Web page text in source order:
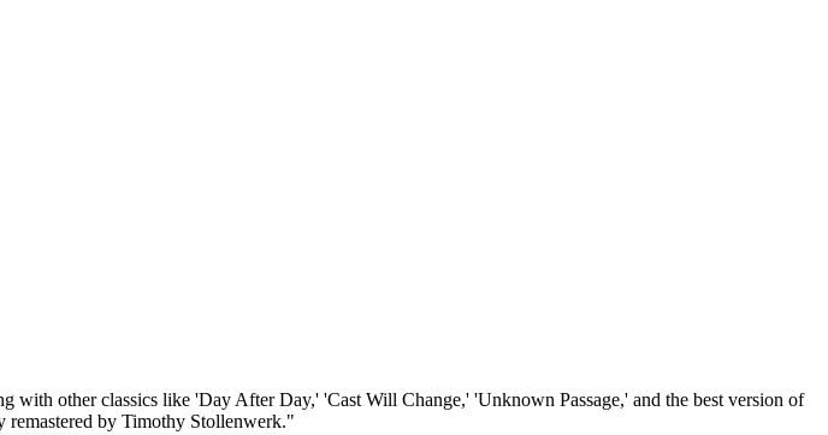
other classics like 'Day After Day,' 'Cast Will Change,' 'Unknown Passage,' and the best version of
remastered by Timothy Stollenwerk."